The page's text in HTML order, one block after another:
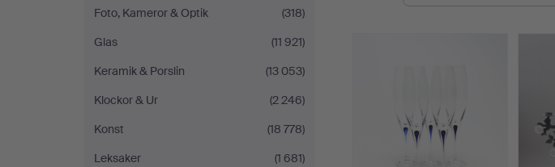
Foto, Kameror & Optik
(318)
Glas
(11 921)
Keramik & Porslin
(13 053)
Klockor & Ur
(2 246)
Konst
(18 778)
Leksaker
(1 681)